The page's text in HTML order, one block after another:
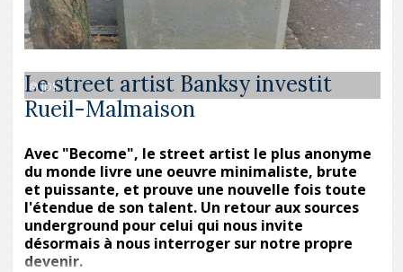
@ JDS
Le street artist Banksy investit
Rueil-Malmaison
Avec "Become", le street artist le plus anonyme
du monde livre une oeuvre minimaliste, brute
et puissante, et prouve une nouvelle fois toute
l'étendue de son talent. Un retour aux sources
underground pour celui qui nous invite
désormais à nous interroger sur notre propre
devenir.